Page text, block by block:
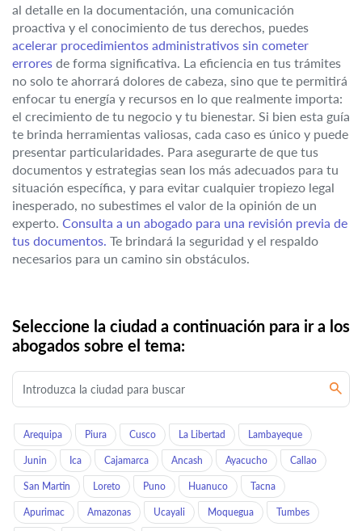
al detalle en la documentación, una comunicación
proactiva y el conocimiento de tus derechos, puedes
acelerar procedimientos administrativos sin cometer
errores de forma significativa. La eficiencia en tus trámites
no solo te ahorrará dolores de cabeza, sino que te permitirá
enfocar tu energía y recursos en lo que realmente importa:
el crecimiento de tu negocio y tu bienestar. Si bien esta guía
te brinda herramientas valiosas, cada caso es único y puede
presentar particularidades. Para asegurarte de que tus
documentos y estrategias sean los más adecuados para tu
situación específica, y para evitar cualquier tropiezo legal
inesperado, no subestimes el valor de la opinión de un
experto. Consulta a un abogado para una revisión previa de
tus documentos. Te brindará la seguridad y el respaldo
necesarios para un camino sin obstáculos.
Seleccione la ciudad a continuación para ir a los
abogados sobre el tema:
Arequipa Piura Cusco La Libertad Lambayeque
Junin Ica Cajamarca Ancash Ayacucho Callao
San Martin Loreto Puno Huanuco Tacna
Apurimac Amazonas Ucayali Moquegua Tumbes